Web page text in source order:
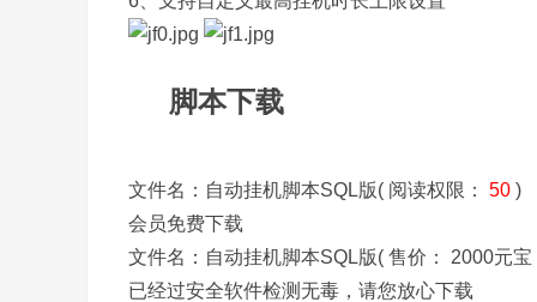
脚本下载
文件名：自动挂机脚本SQL版( 阅读权限： 50 )
会员免费下载
文件名：自动挂机脚本SQL版( 售价： 2000元宝
已经过安全软件检测无毒，请您放心下载